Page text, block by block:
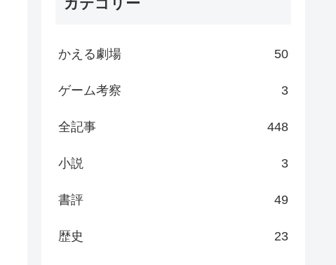
かえる劇場 50
ゲーム考察 3
全記事 448
小説 3
書評 49
歴史 23